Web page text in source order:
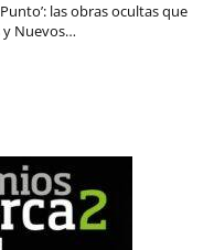
las obras ocultas que
Nuevos…